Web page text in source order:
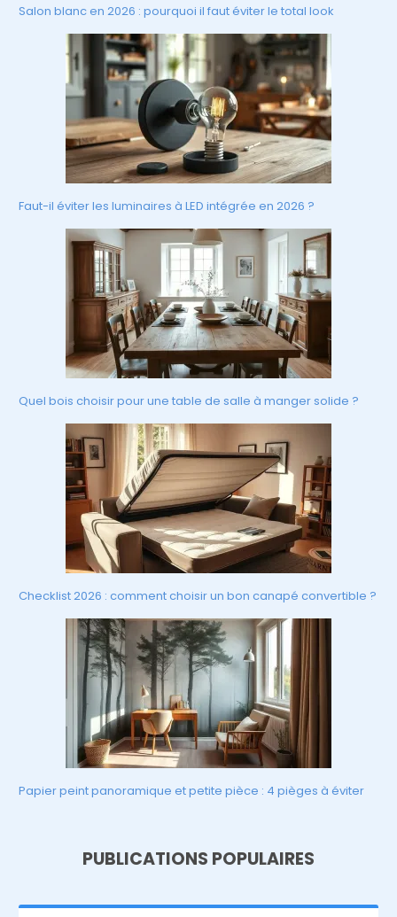
Salon blanc en 2026 : pourquoi il faut éviter le total look
Faut-il éviter les luminaires à LED intégrée en 2026 ?
Quel bois choisir pour une table de salle à manger solide ?
Checklist 2026 : comment choisir un bon canapé convertible ?
Papier peint panoramique et petite pièce : 4 pièges à éviter
PUBLICATIONS POPULAIRES